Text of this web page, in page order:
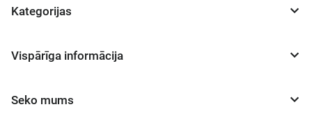
Kategorijas
Vispārīga informācija
Seko mums